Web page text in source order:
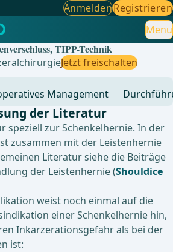
✓
AnmeldenRegistrieren
Menu
TIPP-Technik
Jetzt freischalten
Management
der Literatur
speziell zur Schenkelhernie. In der
zusammen mit der Leistenhernie
Literatur siehe die Beiträge
der Leistenhernie (Shouldice
weist noch einmal auf die
einer Schenkelhernie hin,
Inkarzerationsgefahr als bei der
ist: